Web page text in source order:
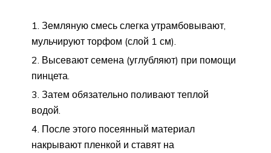
Земляную смесь слегка утрамбовывают,
мульчируют торфом (слой 1 см).
Высевают семена (углубляют) при помощи
пинцета.
Затем обязательно поливают теплой
водой.
После этого посеянный материал
накрывают пленкой и ставят на